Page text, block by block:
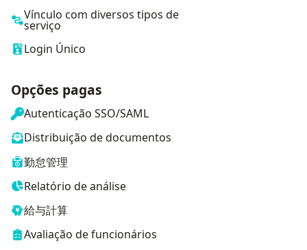
Vínculo com diversos tipos de
serviço
Login Único
Opções pagas
Autenticação SSO/SAML
Distribuição de documentos
勤怠管理
Relatório de análise
給与計算
Avaliação de funcionários